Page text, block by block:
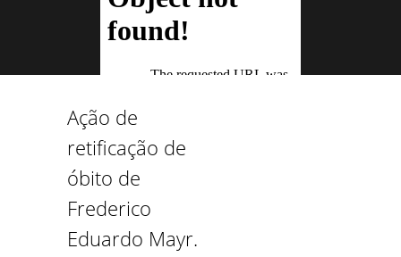
Ação de
retificação de
óbito de
Frederico
Eduardo Mayr.